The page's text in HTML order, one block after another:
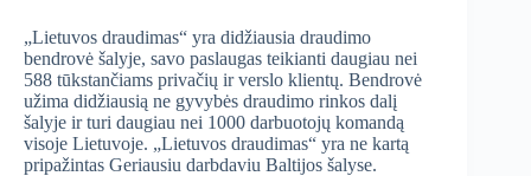
„Lietuvos draudimas“ yra didžiausia draudimo
bendrovė šalyje, savo paslaugas teikianti daugiau nei
588 tūkstančiams privačių ir verslo klientų. Bendrovė
užima didžiausią ne gyvybės draudimo rinkos dalį
šalyje ir turi daugiau nei 1000 darbuotojų komandą
visoje Lietuvoje. „Lietuvos draudimas“ yra ne kartą
pripažintas Geriausiu darbdaviu Baltijos šalyse.